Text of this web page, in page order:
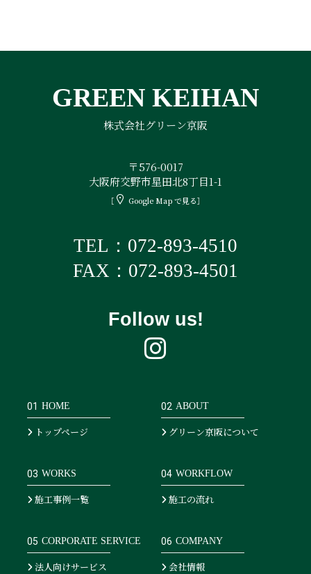
り
GREEN KEIHAN
株式会社グリーン京阪
〒576-0017
大阪府交野市星田北8丁目1-1
［ Google Map で見る］
TEL：072-893-4510
FAX：072-893-4501
Follow us!
01 HOME
トップページ
02 ABOUT
グリーン京阪について
03 WORKS
施工事例一覧
04 WORKFLOW
施工の流れ
05 CORPORATE SERVICE
法人向けサービス
06 COMPANY
会社情報